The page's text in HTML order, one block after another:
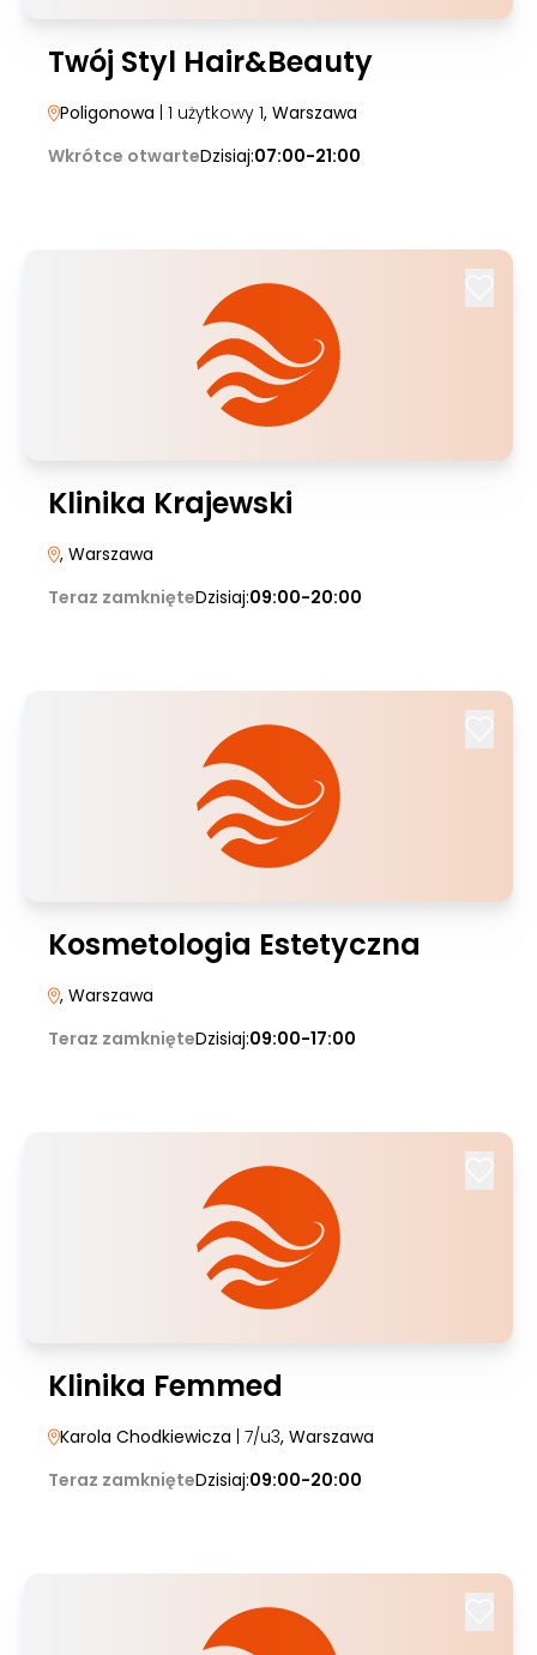
Twój Styl Hair&Beauty
Poligonowa | 1 użytkowy 1, Warszawa
Wkrótce otwarteDzisiaj:07:00-21:00
Klinika Krajewski
, Warszawa
Teraz zamknięteDzisiaj:09:00-20:00
Kosmetologia Estetyczna
, Warszawa
Teraz zamknięteDzisiaj:09:00-17:00
Klinika Femmed
Karola Chodkiewicza | 7/u3, Warszawa
Teraz zamknięteDzisiaj:09:00-20:00